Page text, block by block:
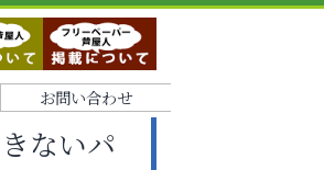
お問い合わせ
ないパ